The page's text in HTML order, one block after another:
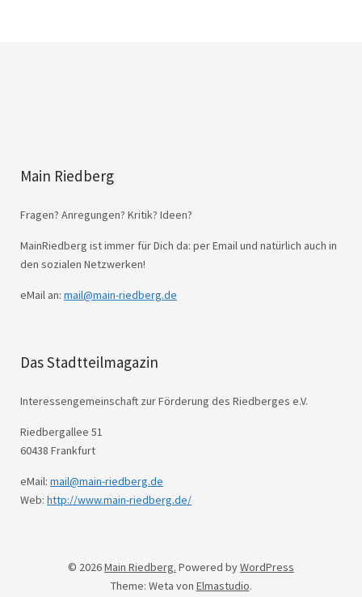
Main Riedberg
Fragen? Anregungen? Kritik? Ideen?
MainRiedberg ist immer für Dich da: per Email und natürlich auch in
den sozialen Netzwerken!
eMail an: mail@main-riedberg.de
Das Stadtteilmagazin
Interessengemeinschaft zur Förderung des Riedberges e.V.
Riedbergallee 51
60438 Frankfurt
eMail: mail@main-riedberg.de
Web: http://www.main-riedberg.de/
© 2026Main Riedberg. Powered byWordPress
Theme: Weta von Elmastudio.